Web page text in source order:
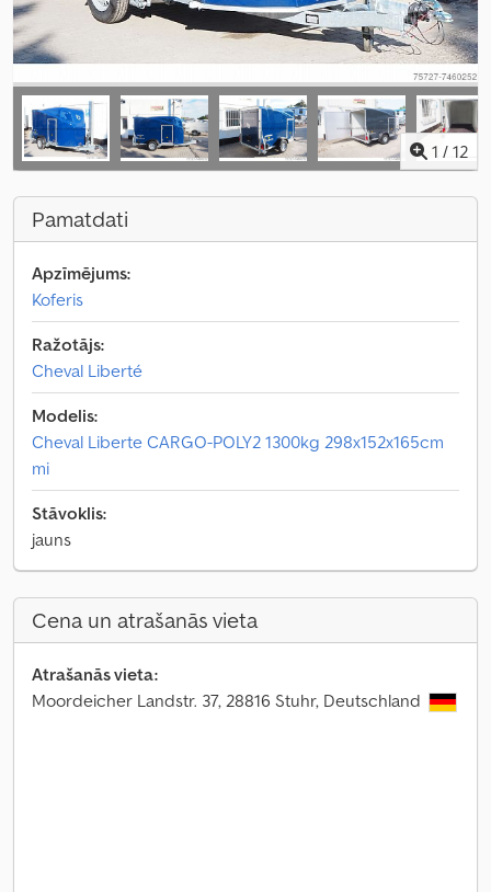
1 / 12
Pamatdati
Apzīmējums:
Koferis
Ražotājs:
Cheval Liberté
Modelis:
Cheval Liberte CARGO-POLY2 1300kg 298x152x165cm
mi
Stāvoklis:
jauns
Cena un atrašanās vieta
Atrašanās vieta:
Moordeicher Landstr. 37, 28816 Stuhr, Deutschland